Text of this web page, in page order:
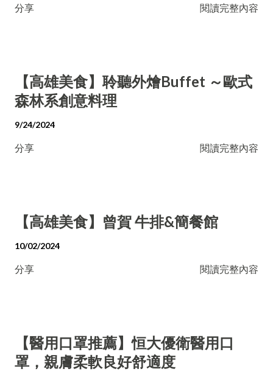
分享 閱讀完整內容
【高雄美食】聆聽外燴Buffet ～歐式
森林系創意料理
9/24/2024
分享 閱讀完整內容
【高雄美食】曾賀 牛排&簡餐館
10/02/2024
分享 閱讀完整內容
【醫用口罩推薦】恒大優衛醫用口
罩，親膚柔軟良好舒適度